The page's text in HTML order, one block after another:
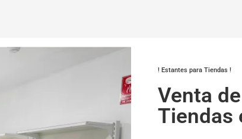
! Estantes para Tiendas !
Venta
Tiendas